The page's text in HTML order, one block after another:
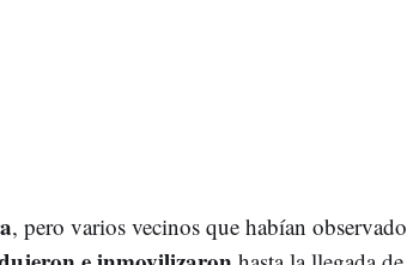
, pero varios vecinos que habían observado